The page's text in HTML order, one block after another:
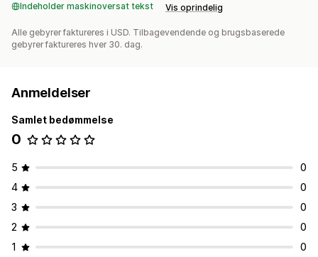
Indeholder maskinoversat tekst Vis oprindelig
Alle gebyrer faktureres i USD. Tilbagevendende og brugsbaserede
gebyrer faktureres hver 30. dag.
Anmeldelser
Samlet bedømmelse
0
5
0
4
0
3
0
2
0
1
0